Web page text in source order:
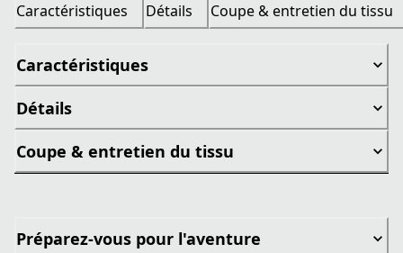
Caractéristiques Détails Coupe & entretien du tissu
Caractéristiques
Détails
Coupe & entretien du tissu
Préparez-vous pour l'aventure